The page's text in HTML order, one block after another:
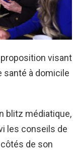
visant
santé à domicile
blitz médiatique,
les conseils de
de son